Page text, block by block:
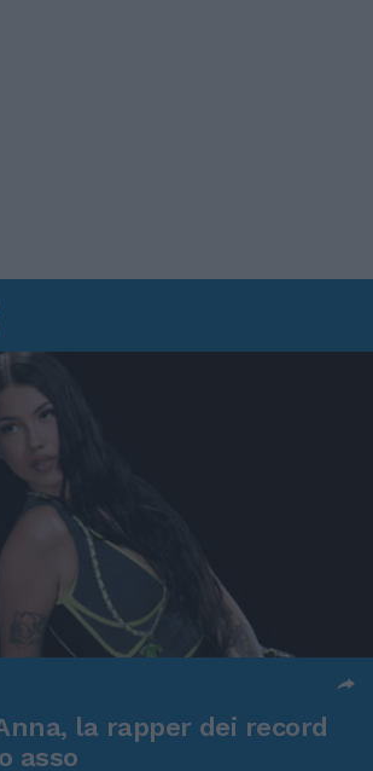
la rapper dei record
asso